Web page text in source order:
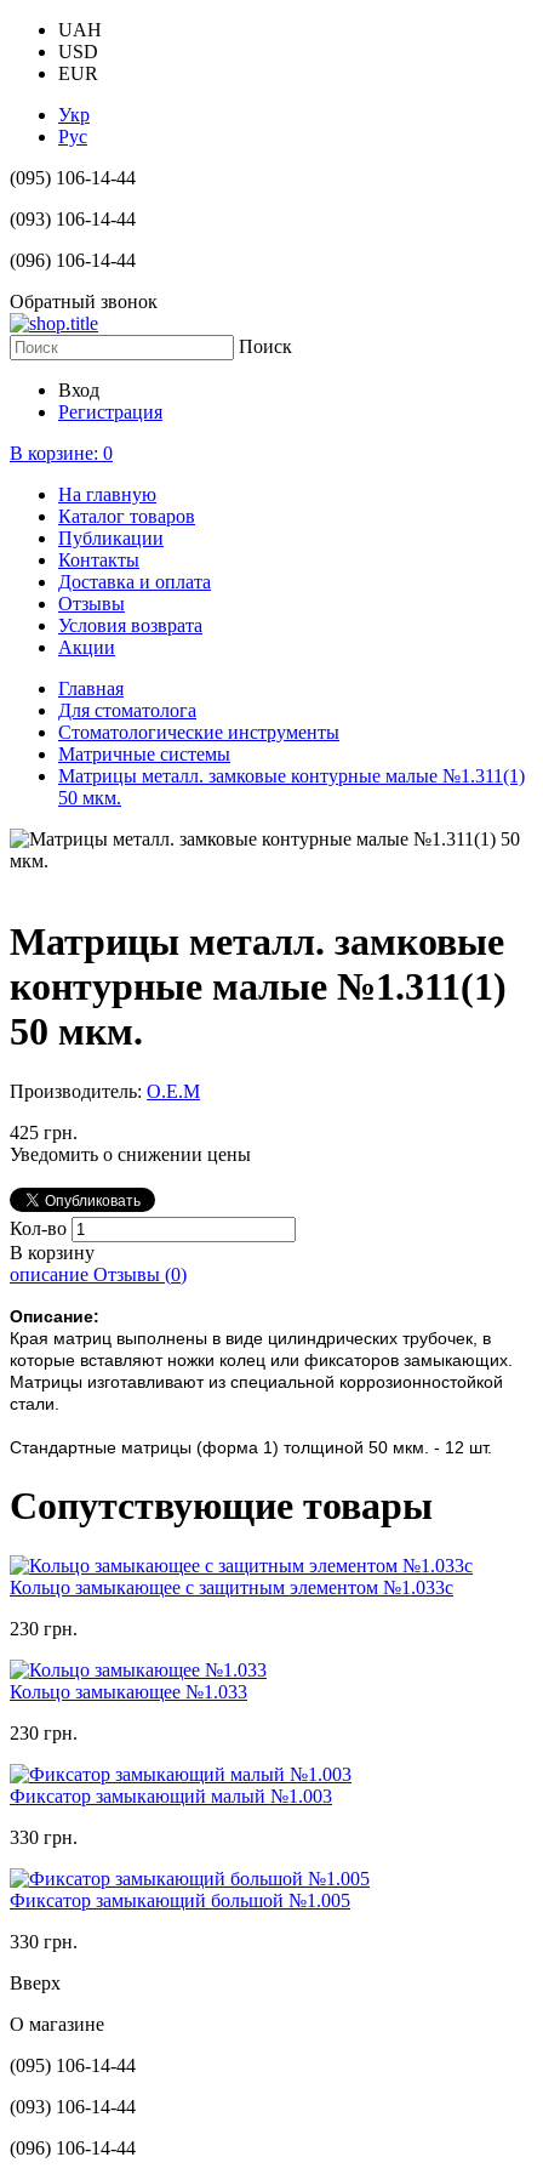
UAH
USD
EUR
Укр
Рус
(095) 106-14-44
(093) 106-14-44
(096) 106-14-44
Обратный звонок
Поиск
Вход
Регистрация
В корзине: 0
На главную
Каталог товаров
Публикации
Контакты
Доставка и оплата
Отзывы
Условия возврата
Акции
Главная
Для стоматолога
Стоматологические инструменты
Матричные системы
Матрицы металл. замковые контурные малые №1.311(1)
50 мкм.
Матрицы металл. замковые
контурные малые №1.311(1)
50 мкм.
Производитель: О.Е.М
425 грн.
Уведомить о снижении цены
Кол-во
В корзину
описание Отзывы (0)
Описание:
Края матриц выполнены в виде цилиндрических трубочек, в
которые вставляют ножки колец или фиксаторов замыкающих.
Матрицы изготавливают из специальной коррозионностойкой
стали.
Стандартные матрицы (форма 1) толщиной 50 мкм. - 12 шт.
Сопутствующие товары
Кольцо замыкающее с защитным элементом №1.033с
230 грн.
Кольцо замыкающее №1.033
230 грн.
Фиксатор замыкающий малый №1.003
330 грн.
Фиксатор замыкающий большой №1.005
330 грн.
Вверх
О магазине
(095) 106-14-44
(093) 106-14-44
(096) 106-14-44